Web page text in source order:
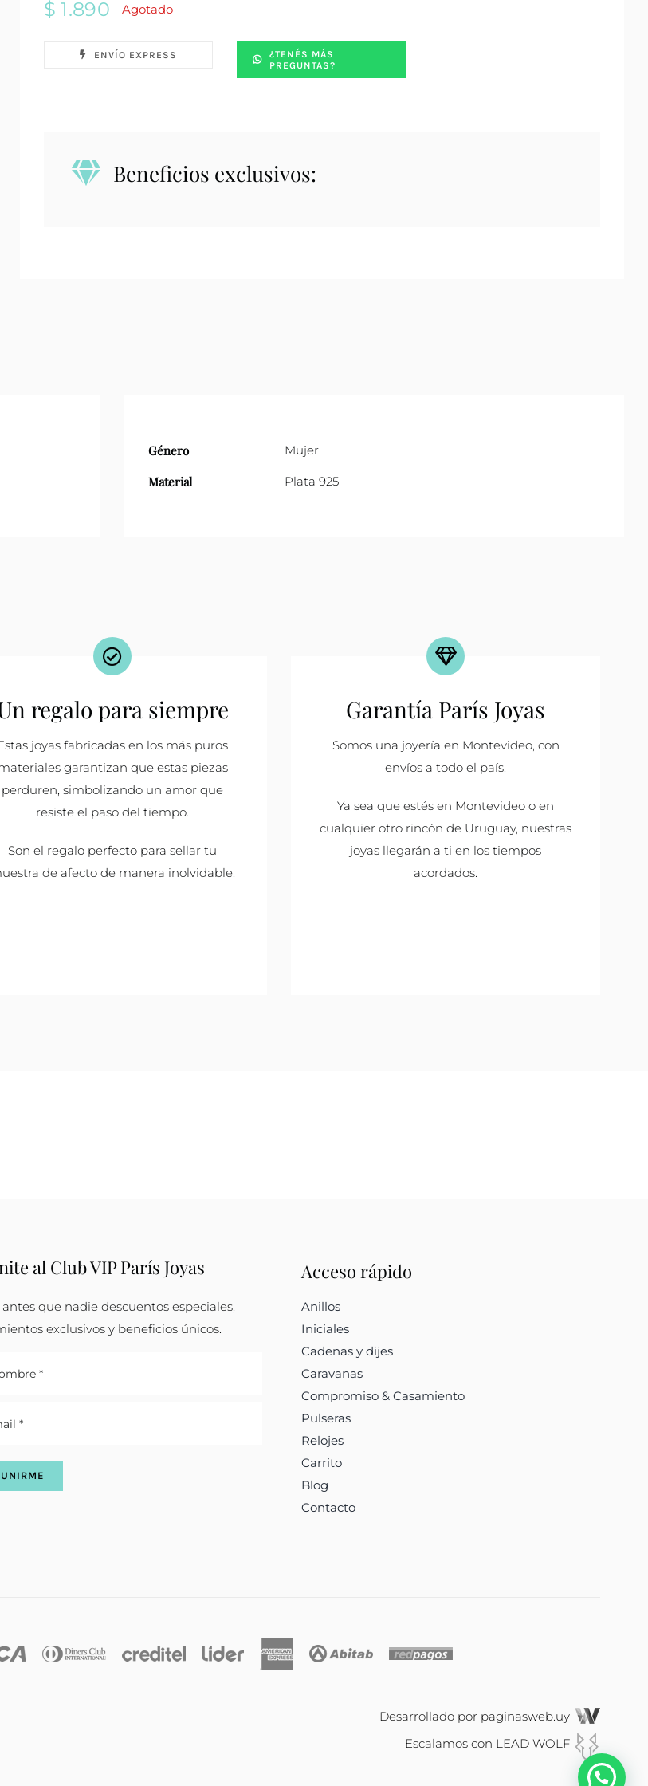
$ 1.890 Agotado
ENVÍO EXPRESS
¿TENÉS MÁS
PREGUNTAS?
Beneficios exclusivos:
Género Mujer
Material Plata 925
regalo para siempre
joyas fabricadas en los más puros
garantizan que estas piezas
perduren, simbolizando un amor que
resiste el paso del tiempo.
Son el regalo perfecto para sellar tu
de afecto de manera inolvidable.
Garantía París Joyas
Somos una joyería en Montevideo, con
envíos a todo el país.
Ya sea que estés en Montevideo o en
cualquier otro rincón de Uruguay, nuestras
joyas llegarán a ti en los tiempos
acordados.
al Club VIP París Joyas
que nadie descuentos especiales,
exclusivos y beneficios únicos.
UNIRME
Acceso rápido
Anillos
Iniciales
Cadenas y dijes
Caravanas
Compromiso & Casamiento
Pulseras
Relojes
Carrito
Blog
Contacto
Desarrollado por paginasweb.uy
Escalamos con LEAD WOLF